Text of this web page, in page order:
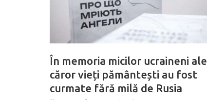
În memoria micilor ucraineni ale
căror vieți pământești au fost
curmate fără milă de Rusia